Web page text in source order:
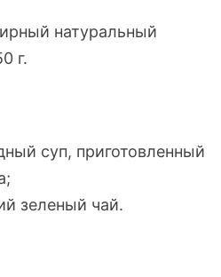
натуральный
г.
суп, приготовленный
зеленый чай.